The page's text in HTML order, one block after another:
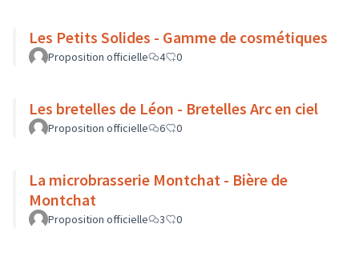
Les Petits Solides - Gamme de cosmétiques
Proposition officielle 4 0
Les bretelles de Léon - Bretelles Arc en ciel
Proposition officielle 6 0
La microbrasserie Montchat - Bière de
Montchat
Proposition officielle 3 0